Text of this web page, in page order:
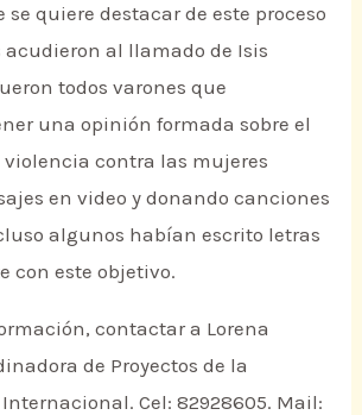
se quiere destacar de este proceso
acudieron al llamado de Isis
todos varones que
una opinión formada sobre el
violencia contra las mujeres
en video y donando canciones
algunos habían escrito letras
con este objetivo.
contactar a Lorena
de Proyectos de la
Cel: 82928605. Mail: